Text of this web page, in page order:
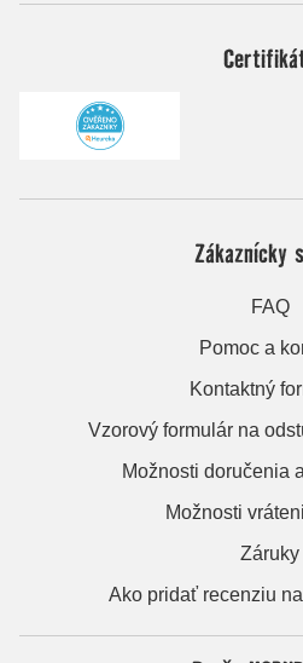
Zákaznícky
FAQ
Pomoc a
Kontaktný
Vzorový formulár na
Možnosti doručenia
Možnosti
Záruky
Ako pridať recenziu